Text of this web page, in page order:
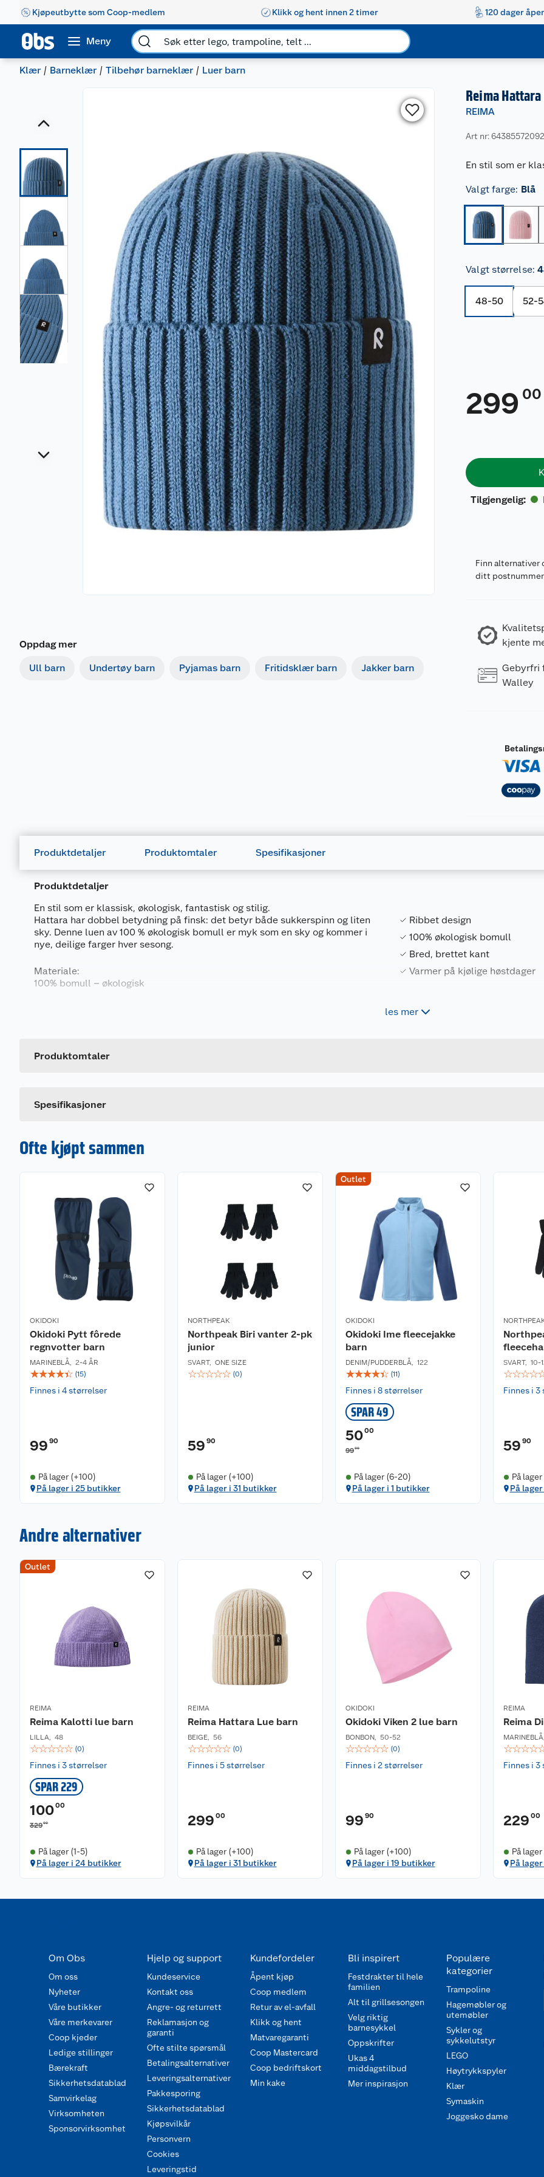
Kjøpeutbytte som Coop-medlem Klikk og hent innen 2 timer 120 dager
Meny
Klær Barneklær Tilbehør barneklær Luer barn
Oppdag mer
Ull barn Undertøy barn Pyjamas barn Fritidsklær barn Jakker barn
Reima
REIMA
Art nr:
En stil som er
Valgt farge: Blå
Valgt størrelse:
48-50 52-
299 00
Tilgjengelig:
Finn alternativer
ditt postnummer
kjente
Gebyrfri
Walley
Produktdetaljer Produktomtaler Spesifikasjoner
Produktdetaljer
En stil som er klassisk, økologisk, fantastisk og stilig.
Hattara har dobbel betydning på finsk: det betyr både sukkerspinn og liten
sky. Denne luen av 100 % økologisk bomull er myk som en sky og kommer i
nye, deilige farger hver sesong.
Materiale:
100% bomull – økologisk
Miljø og bærekraft:
Ribbet design
100% økologisk bomull
Bred, brettet kant
Varmer på kjølige høstdager
les mer
Produktomtaler
Spesifikasjoner
Leverandørens artikkelnummer
Forpakningsmål
Ofte kjøpt sammen
OKIDOKI
Okidoki Pytt fôrede
regnvotter barn
MARINEBLÅ, 2-4 ÅR
☆☆☆☆☆ (15)
Finnes i 4 størrelser
99 90
På lager (+100)
På lager i 25 butikker
NORTHPEAK
Northpeak Biri vanter 2-pk
junior
SVART, ONE SIZE
☆☆☆☆☆ (0)
59 90
På lager (+100)
På lager i 31 butikker
Outlet
OKIDOKI
Okidoki Ime fleecejakke
barn
DENIM/PUDDERBLÅ, 122
☆☆☆☆☆ (11)
Finnes i 8 størrelser
SPAR 49
5000
9900
På lager (6-20)
På lager i 1 butikker
SVART, 10-
☆☆☆☆
Finnes i 3
59 90
På
På
Andre alternativer
Outlet
REIMA
Reima Kalotti lue barn
LILLA, 48
☆☆☆☆☆ (0)
Finnes i 3 størrelser
SPAR 229
10000
32900
På lager (1-5)
På lager i 24 butikker
REIMA
Reima Hattara Lue barn
BEIGE, 56
☆☆☆☆☆ (0)
Finnes i 5 størrelser
299 00
På lager (+100)
På lager i 31 butikker
OKIDOKI
Okidoki Viken 2 lue barn
BONBON, 50-52
☆☆☆☆☆ (0)
Finnes i 2 størrelser
99 90
På lager (+100)
På lager i 19 butikker
REIMA
Reima
MARINEBLÅ,
☆☆☆☆
Finnes i 3
229 00
På lager
På
Om Obs
Om oss
Nyheter
Våre butikker
Våre merkevarer
Coop kjeder
Ledige stillinger
Bærekraft
Sikkerhetsdatablad
Samvirkelag
Virksomheten
Sponsorvirksomhet
Hjelp og support
Kundeservice
Kontakt oss
Angre- og returrett
Reklamasjon og
garanti
Ofte stilte spørsmål
Betalingsalternativer
Leveringsalternativer
Pakkesporing
Sikkerhetsdatablad
Kjøpsvilkår
Personvern
Cookies
Leveringstid
Kundefordeler
Åpent kjøp
Coop medlem
Retur av el-avfall
Klikk og hent
Matvaregaranti
Coop Mastercard
Coop bedriftskort
Min kake
Bli inspirert
Festdrakter til hele
familien
Alt til grillsesongen
Velg riktig
barnesykkel
Oppskrifter
Ukas 4
middagstilbud
Mer inspirasjon
Populære
kategorier
Trampoline
Hagemøbler og
utemøbler
Sykler og
sykkelutstyr
LEGO
Høytrykkspyler
Klær
Symaskin
Joggesko dame